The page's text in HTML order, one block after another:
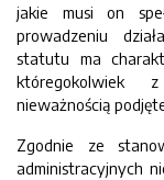
jakie musi on
prowadzeniu
statutu ma
któregokolwiek
nieważnością
Zgodnie ze
administracyjnych